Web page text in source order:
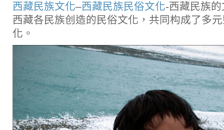
西藏民族文化–西藏民族民俗文化-西藏民族的
西藏各民族创造的民俗文化，共同构成了多
化。